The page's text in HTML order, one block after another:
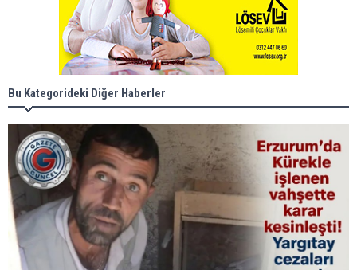
Bu Kategorideki Diğer Haberler